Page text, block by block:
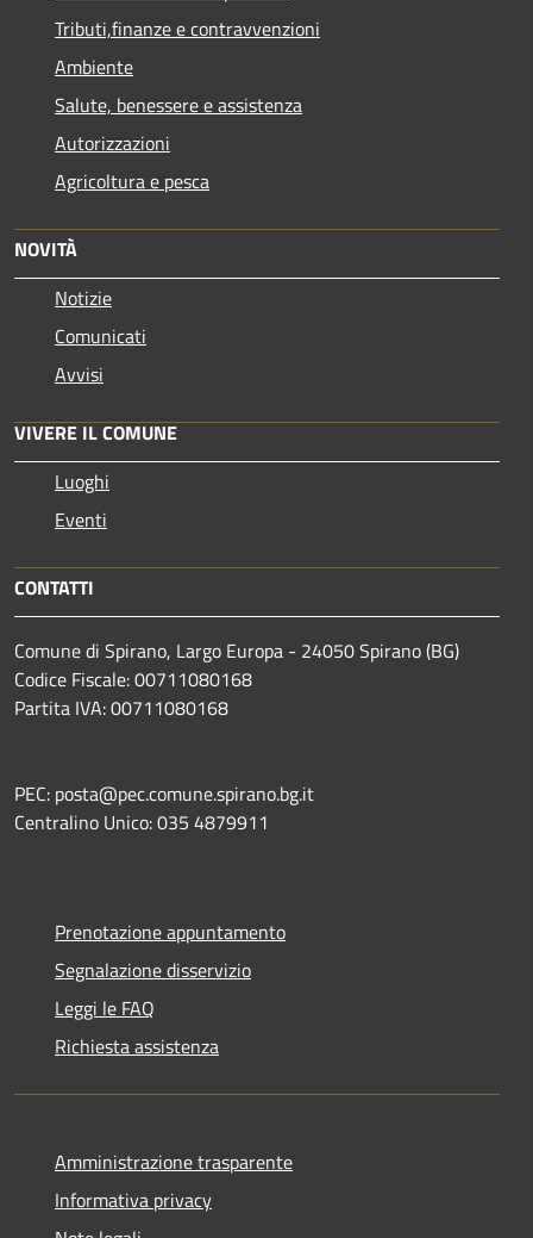
Tributi,finanze e contravvenzioni
Ambiente
Salute, benessere e assistenza
Autorizzazioni
Agricoltura e pesca
NOVITÀ
Notizie
Comunicati
Avvisi
VIVERE IL COMUNE
Luoghi
Eventi
CONTATTI
Comune di Spirano, Largo Europa - 24050 Spirano (BG)
Codice Fiscale: 00711080168
Partita IVA: 00711080168
PEC: posta@pec.comune.spirano.bg.it
Centralino Unico: 035 4879911
Prenotazione appuntamento
Segnalazione disservizio
Leggi le FAQ
Richiesta assistenza
Amministrazione trasparente
Informativa privacy